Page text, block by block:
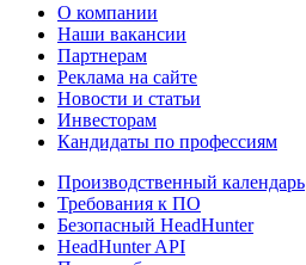
О компании
Наши вакансии
Партнерам
Реклама на сайте
Новости и статьи
Инвесторам
Кандидаты по профессиям
Производственный календарь
Требования к ПО
Безопасный HeadHunter
HeadHunter API